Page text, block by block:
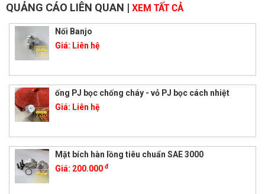
QUẢNG CÁO LIÊN QUAN | XEM TẤT CẢ
Nối Banjo
Giá: Liên hệ
ống PJ bọc chống cháy - vỏ PJ bọc cách nhiệt
Giá: Liên hệ
Mặt bích hàn lồng tiêu chuẩn SAE 3000
Giá: 200.000 đ